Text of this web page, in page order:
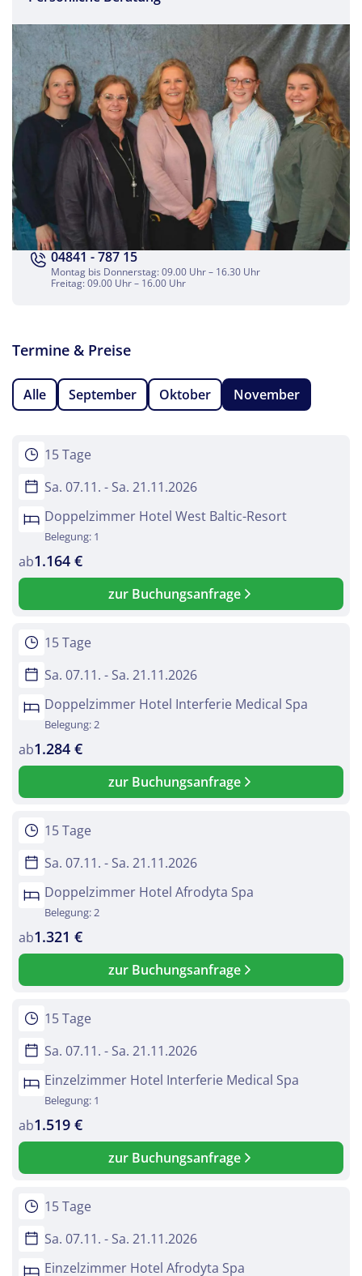
Facebook
Twitter
WhatsApp
Telegram
per E-Mail senden
04841 - 787 15
Montag bis Donnerstag: 09.00 Uhr – 16.30 Uhr
Freitag: 09.00 Uhr – 16.00 Uhr
Termine & Preise
Alle September Oktober November
15 Tage
Sa. 07.11. - Sa. 21.11.2026
Doppelzimmer Hotel West Baltic-Resort
Belegung: 1
ab1.164 €
zur Buchungsanfrage
15 Tage
Sa. 07.11. - Sa. 21.11.2026
Doppelzimmer Hotel Interferie Medical Spa
Belegung: 2
ab1.284 €
zur Buchungsanfrage
15 Tage
Sa. 07.11. - Sa. 21.11.2026
Doppelzimmer Hotel Afrodyta Spa
Belegung: 2
ab1.321 €
zur Buchungsanfrage
15 Tage
Sa. 07.11. - Sa. 21.11.2026
Einzelzimmer Hotel Interferie Medical Spa
Belegung: 1
ab1.519 €
zur Buchungsanfrage
15 Tage
Sa. 07.11. - Sa. 21.11.2026
Einzelzimmer Hotel Afrodyta Spa